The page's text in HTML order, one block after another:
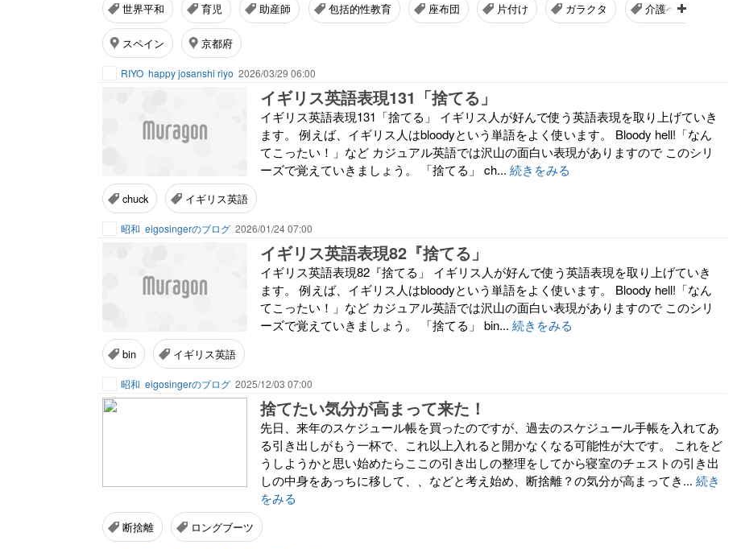
世界平和 育児 助産師 包括的性教育 座布団 片付け ガラクタ 介護ベッド
スペイン 京都府
RIYO happy josanshi riyo 2026/03/29 06:00
イギリス英語表現131「捨てる」
イギリス英語表現131「捨てる」 イギリス人が好んで使う英語表現を取り上げていき
ます。 例えば、イギリス人はbloodyという単語をよく使います。 Bloody hell!「なん
てこったい！」など カジュアル英語では沢山の面白い表現がありますので このシリ
ーズで覚えていきましょう。 「捨てる」 ch... 続きをみる
chuck イギリス英語
昭和 eigosingerのブログ 2026/01/24 07:00
イギリス英語表現82『捨てる」
イギリス英語表現82『捨てる」 イギリス人が好んで使う英語表現を取り上げていき
ます。 例えば、イギリス人はbloodyという単語をよく使います。 Bloody hell!「なん
てこったい！」など カジュアル英語では沢山の面白い表現がありますので このシリ
ーズで覚えていきましょう。 「捨てる」 bin... 続きをみる
bin イギリス英語
昭和 eigosingerのブログ 2025/12/03 07:00
捨てたい気分が高まって来た！
先日、来年のスケジュール帳を買ったのですが、過去のスケジュール手帳を入れてあ
る引き出しがもう一杯で、これ以上入れると開かなくなる可能性が大です。 これをど
うしようかと思い始めたらここの引き出しの整理をしてから寝室のチェストの引き出
しの中身をあっちに移して、、などと考え始め、断捨離？の気分が高まってき... 続き
をみる
断捨離 ロングブーツ